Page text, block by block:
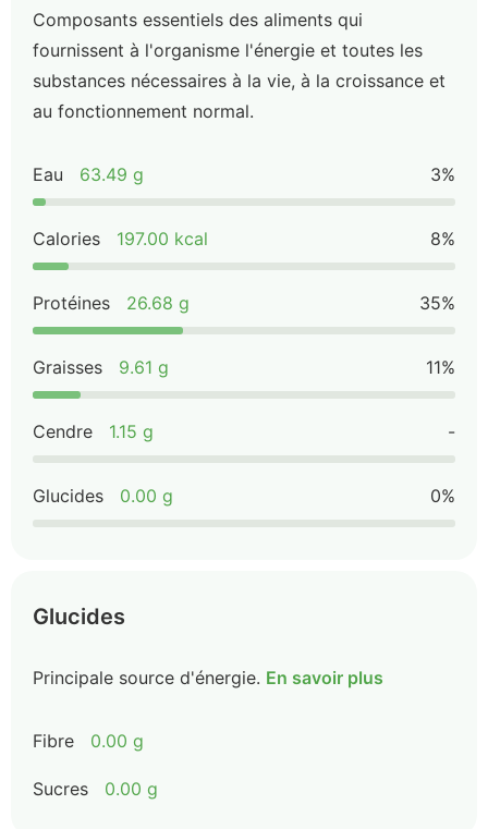
Composants essentiels des aliments qui
fournissent à l'organisme l'énergie et toutes les
substances nécessaires à la vie, à la croissance et
au fonctionnement normal.
Eau 63.49 g 3%
Calories 197.00 kcal 8%
Protéines 26.68 g 35%
Graisses 9.61 g 11%
Cendre 1.15 g -
Glucides 0.00 g 0%
Glucides
Principale source d'énergie. En savoir plus
Fibre 0.00 g
Sucres 0.00 g